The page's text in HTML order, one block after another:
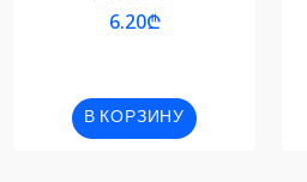
Оценка
6.20₾
В КОРЗИНУ